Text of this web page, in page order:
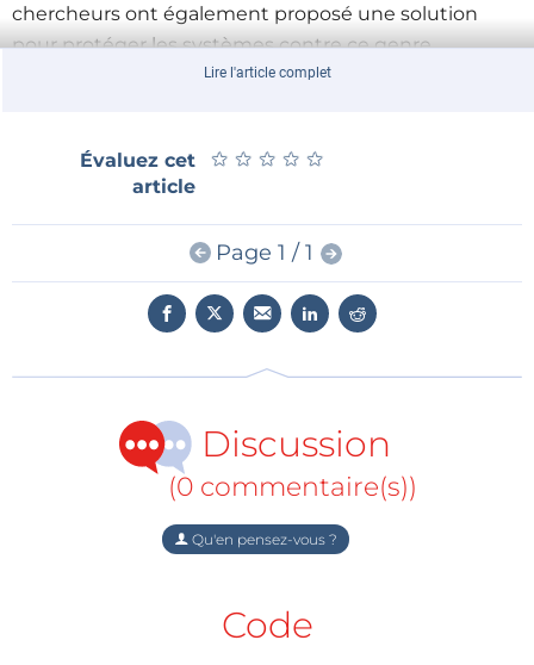
chercheurs ont également proposé une solution
pour protéger les systèmes contre ce genre
d’attaques. Il s’agit d’appliquer une technique
fois que la clé est demandée.
Lire l'article complet
Évaluez cet
article
★ ★ ★ ★ ★
★ ★ ★ ★ ★
Page 1 / 1
Discussion
(0 commentaire(s))
Qu'en pensez-vous ?
Code